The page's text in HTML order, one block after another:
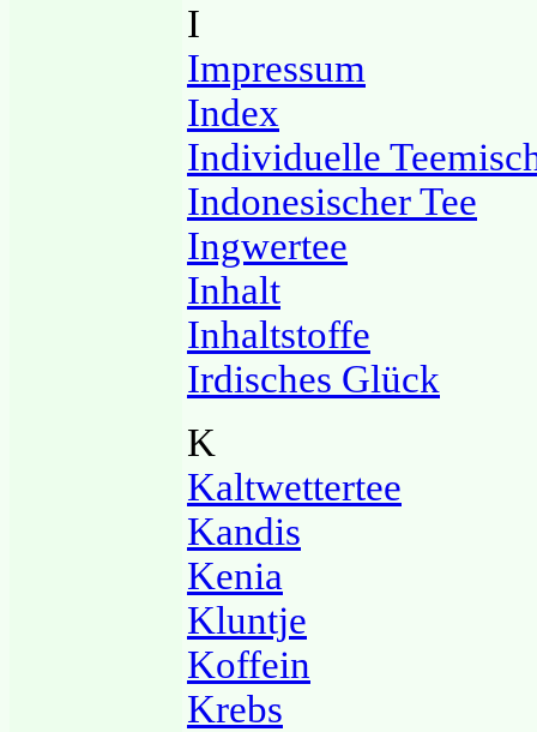
I
Impressum
Index
Individuelle
Indonesischer Tee
Ingwertee
Inhalt
Inhaltstoffe
Irdisches Glück
K
Kaltwettertee
Kandis
Kenia
Kluntje
Koffein
Krebs